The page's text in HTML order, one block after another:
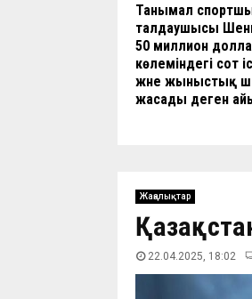
Танымал спортшы
талдаушысы
50 миллион
көлеміндегі сот
және жыныстық
жасады деген
Жаңалықтар
22.04.2025, 18:02